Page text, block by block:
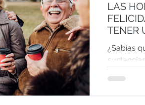
LAS
FELICIDAD: LA
TENER
ÁNIMO.
¿Sabías
las
oxitocina